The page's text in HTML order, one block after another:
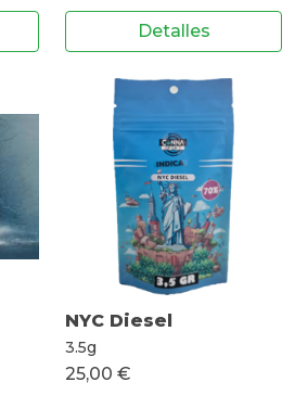
Detalles
NYC Diesel
3.5g
25,00 €